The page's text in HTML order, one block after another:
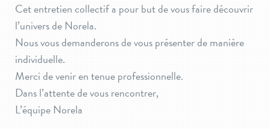
Cet entretien collectif a pour but de vous faire découvrir
l’univers de Norela.
Nous vous demanderons de vous présenter de manière
individuelle.
Merci de venir en tenue professionnelle.
Dans l’attente de vous rencontrer,
L’équipe Norela